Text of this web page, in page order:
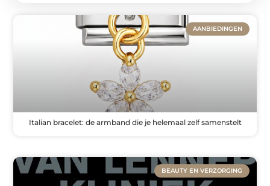
AANBIEDINGEN
Italian bracelet: de armband die je helemaal zelf samenstelt
BEAUTY EN VERZORGING